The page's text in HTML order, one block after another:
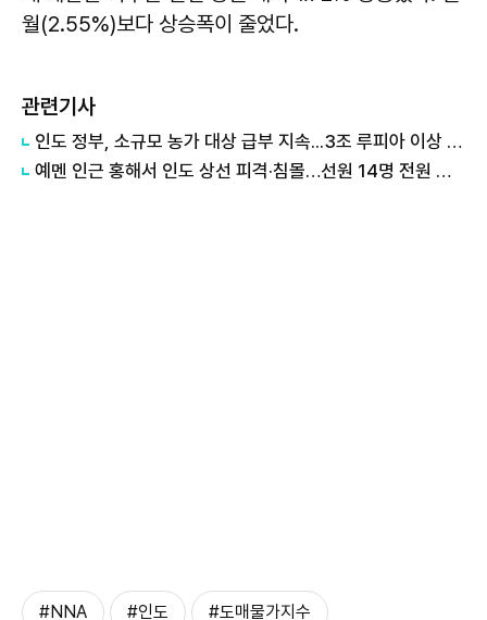
월(2.55%)보다 상승폭이 줄었다.
관련기사
인도 정부, 소규모 농가 대상 급부 지속...3조 루피아 이상 지출
예멘 인근 홍해서 인도 상선 피격·침몰…선원 14명 전원 구조
#NNA #인도 #도매물가지수